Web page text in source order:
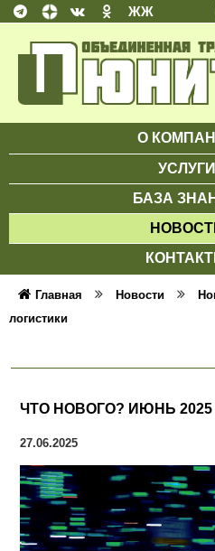
ЖЖ
О
УСЛУГИ
БАЗА
Главная Новости
логистики
ЧТО НОВОГО? ИЮНЬ 2025
27.06.2025